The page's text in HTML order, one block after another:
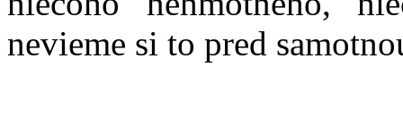
nevieme si to pred